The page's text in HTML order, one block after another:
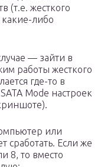
(т.е. жесткого
либо
— зайти в
работы жесткого
где-то в
Mode настроек
или
сработать. Если же
8, то вместо